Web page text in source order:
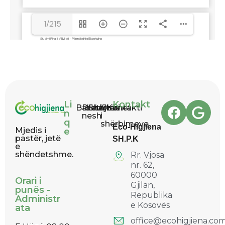
1/215
Mjedis i
pastër, jetë
e
shëndetshme.
Orari i
punës -
Administr
ata
Li
n
q
e
Ballina
Rreth
nesh
Shërbimet
Lajme
Orari
i
shërbimeve
Kontakti
Kontakt
Eco-Higjiena
SH.P.K
Rr. Vjosa
nr. 62,
60000
Gjilan,
Republika
e Kosovës